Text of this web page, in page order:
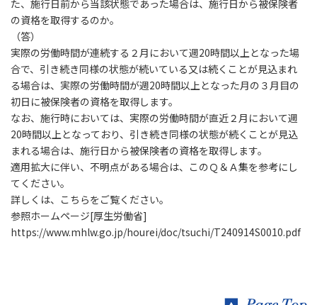
た、施行日前から当該状態であった場合は、施行日から被保険者
の資格を取得するのか。
（答）
実際の労働時間が連続する２月において週20時間以上となった場
合で、引き続き同様の状態が続いている又は続くことが見込まれ
る場合は、実際の労働時間が週20時間以上となった月の３月目の
初日に被保険者の資格を取得します。
なお、施行時においては、実際の労働時間が直近２月において週
20時間以上となっており、引き続き同様の状態が続くことが見込
まれる場合は、施行日から被保険者の資格を取得します。
適用拡大に伴い、不明点がある場合は、このＱ＆Ａ集を参考にし
てください。
詳しくは、こちらをご覧ください。
参照ホームページ[厚生労働省]
https://www.mhlw.go.jp/hourei/doc/tsuchi/T240914S0010.pdf